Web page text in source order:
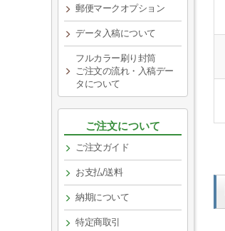
郵便マークオプション
データ入稿について
フルカラー刷り封筒
ご注文の流れ・入稿デー
タについて
ご注文について
ご注文ガイド
お支払/送料
納期について
特定商取引